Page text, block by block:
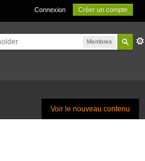
Connexion Créer un compte
Membres
Voir le nouveau contenu